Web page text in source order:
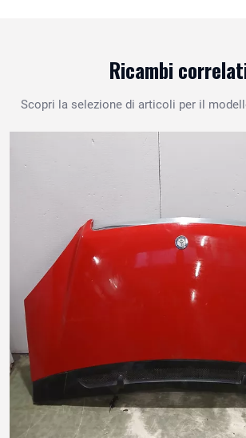
Ricambi
Scopri la selezione di articoli per il